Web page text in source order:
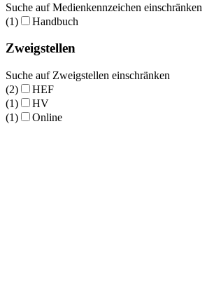
Suche auf Medienkennzeichen einschränken
(1)
Handbuch
Zweigstellen
Suche auf Zweigstellen einschränken
(2)
HEF
(1)
HV
(1)
Online